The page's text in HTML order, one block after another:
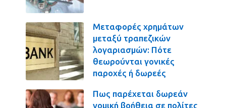
Μεταφορές χρημάτων
μεταξύ τραπεζικών
λογαριασμών: Πότε
θεωρούνται γονικές
παροχές ή δωρεές
Πως παρέχεται δωρεάν
νομική βοήθεια σε πολίτες